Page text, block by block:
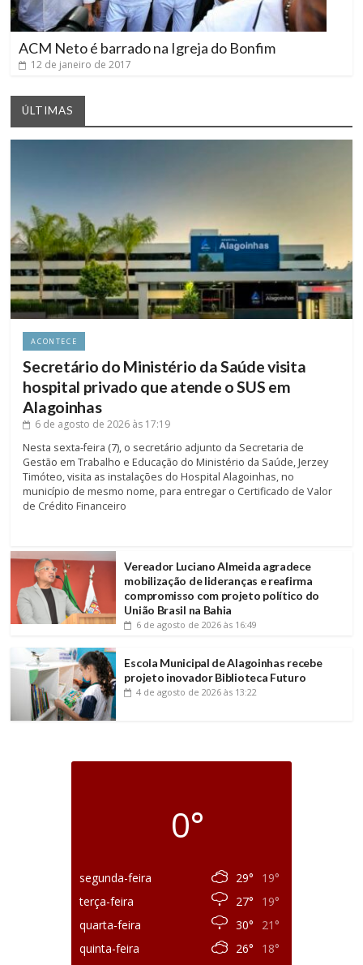
ACM Neto é barrado na Igreja do Bonfim
12 de janeiro de 2017
ÚLTIMAS
ACONTECE
Secretário do Ministério da Saúde visita
hospital privado que atende o SUS em
Alagoinhas
6 de agosto de 2026 às 17:19
Nesta sexta-feira (7), o secretário adjunto da Secretaria de
Gestão em Trabalho e Educação do Ministério da Saúde, Jerzey
Timóteo, visita as instalações do Hospital Alagoinhas, no
município de mesmo nome, para entregar o Certificado de Valor
de Crédito Financeiro
Vereador Luciano Almeida agradece
mobilização de lideranças e reafirma
compromisso com projeto político do
União Brasil na Bahia
6 de agosto de 2026 às 16:49
Escola Municipal de Alagoinhas recebe
projeto inovador Biblioteca Futuro
4 de agosto de 2026 às 13:22
0°
segunda-feira 29°
19°
terça-feira
27°
19°
quarta-feira
30°
21°
quinta-feira
26° 18°